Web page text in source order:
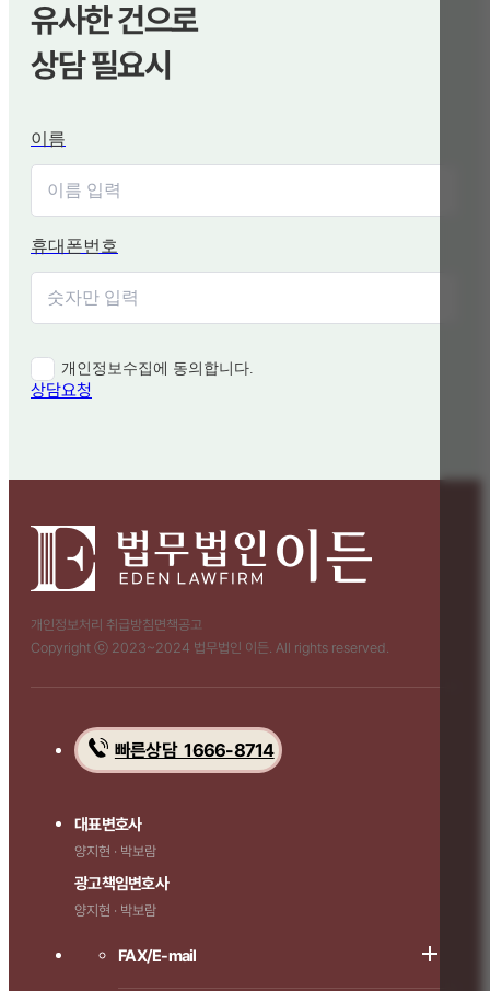
유사한 건으로
상담 필요시
이름
휴대폰번호
개인정보수집에 동의합니다.
상담요청
개인정보처리 취급방침 면책공고
Copyright ⓒ 2023~2024 법무법인 이든. All rights reserved.
빠른상담 1666-8714
대표변호사
양지현 · 박보람
광고책임변호사
양지현 · 박보람
FAX/E-mail